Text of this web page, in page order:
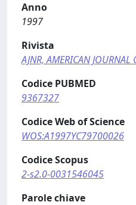
Anno
1997
Rivista
AJNR, AMERICAN
Codice PUBMED
9367327
Codice Web of Science
WOS:A1997YC79700026
Codice Scopus
2-s2.0-0031546045
Parole chiave